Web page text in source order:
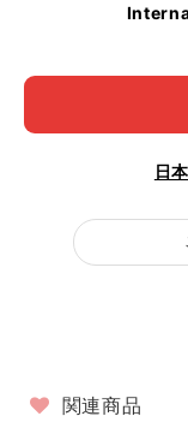
日
関連商品